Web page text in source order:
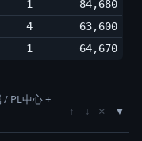
1
84,680
4
63,600
1 64,670
/ PL中心 +
↑ ↓ ×